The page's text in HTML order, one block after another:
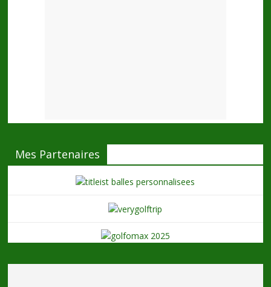
Mes Partenaires